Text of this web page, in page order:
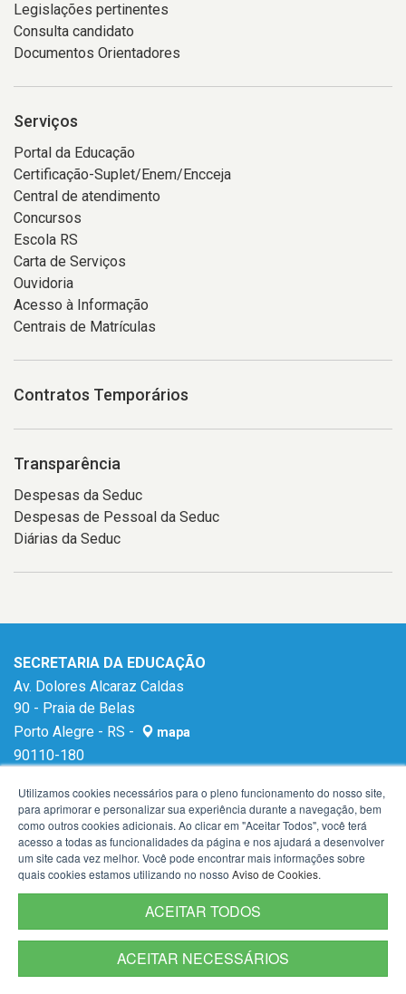
Legislações pertinentes
Consulta candidato
Documentos Orientadores
Serviços
Portal da Educação
Certificação-Suplet/Enem/Encceja
Central de atendimento
Concursos
Escola RS
Carta de Serviços
Ouvidoria
Acesso à Informação
Centrais de Matrículas
Contratos Temporários
Transparência
Despesas da Seduc
Despesas de Pessoal da Seduc
Diárias da Seduc
SECRETARIA DA EDUCAÇÃO
Av. Dolores Alcaraz Caldas
90 - Praia de Belas
Porto Alegre - RS -
mapa
90110-180
Termos de Uso
Utilizamos cookies necessários para o pleno funcionamento do nosso site,
para aprimorar e personalizar sua experiência durante a navegação, bem
como outros cookies adicionais. Ao clicar em "Aceitar Todos", você terá
acesso a todas as funcionalidades da página e nos ajudará a desenvolver
um site cada vez melhor. Você pode encontrar mais informações sobre
quais cookies estamos utilizando no nosso Aviso de Cookies.
ACEITAR TODOS
ACEITAR NECESSÁRIOS